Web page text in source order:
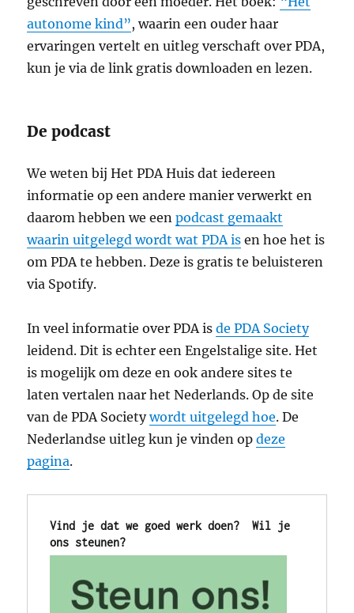
autonome kind”, waarin een ouder haar
ervaringen vertelt en uitleg verschaft over PDA,
kun je via de link gratis downloaden en lezen.
De podcast
We weten bij Het PDA Huis dat iedereen
informatie op een andere manier verwerkt en
daarom hebben we eenpodcast gemaakt
waarin uitgelegd wordt wat PDA is en hoe het is
om PDA te hebben. Deze is gratis te beluisteren
via Spotify.
In veel informatie over PDA isde PDA Society
leidend. Dit is echter een Engelstalige site. Het
is mogelijk om deze en ook andere sites te
laten vertalen naar het Nederlands. Op de site
van de PDA Societywordt uitgelegd hoe. De
Nederlandse uitleg kun je vinden opdeze
pagina.
Vind je dat we goed werk doen?  Wil je
ons steunen?